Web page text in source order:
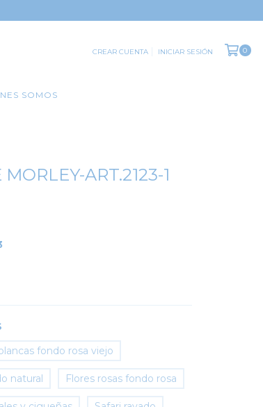
CREAR CUENTA INICIAR SESIÓN 0
SOMOS
ART.2123-1
fondo rosa viejo
natural Flores rosas fondo rosa